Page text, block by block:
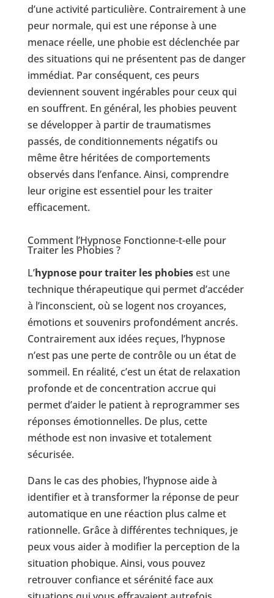
d’une activité particulière. Contrairement à une
peur normale, qui est une réponse à une
menace réelle, une phobie est déclenchée par
des situations qui ne présentent pas de danger
immédiat. Par conséquent, ces peurs
deviennent souvent ingérables pour ceux qui
en souffrent. En général, les phobies peuvent
se développer à partir de traumatismes
passés, de conditionnements négatifs ou
même être héritées de comportements
observés dans l’enfance. Ainsi, comprendre
leur origine est essentiel pour les traiter
efficacement.
Comment l’Hypnose Fonctionne-t-elle pour
Traiter les Phobies ?
L’hypnose pour traiter les phobiesest une
technique thérapeutique qui permet d’accéder
à l’inconscient, où se logent nos croyances,
émotions et souvenirs profondément ancrés.
Contrairement aux idées reçues, l’hypnose
n’est pas une perte de contrôle ou un état de
sommeil. En réalité, c’est un état de relaxation
profonde et de concentration accrue qui
permet d’aider le patient à reprogrammer ses
réponses émotionnelles. De plus, cette
méthode est non invasive et totalement
sécurisée.
Dans le cas des phobies, l’hypnose aide à
identifier et à transformer la réponse de peur
automatique en une réaction plus calme et
rationnelle. Grâce à différentes techniques, je
peux vous aider à modifier la perception de la
situation phobique. Ainsi, vous pouvez
retrouver confiance et sérénité face aux